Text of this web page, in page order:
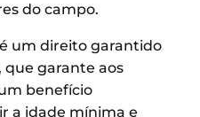
do campo.
um direito garantido
que garante aos
benefício
a idade mínima e